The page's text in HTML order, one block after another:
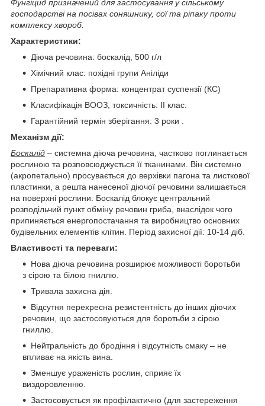
Фунгіцид призначений для застосування у сільському
господарстві на посівах соняшнику, сої та ріпаку проти
комплексу хвороб.
Характеристики:
Діюча речовина: боскалід, 500 г/л
Хімічний клас: похідні групи Аніліди
Препаративна форма: концентрат суспензії (КС)
Класифікація ВООЗ, токсичність: ІІ клас.
Гарантійний термін зберігання: 3 роки .
Механізм дії:
Боскалід – системна діюча речовина, частково поглинається
рослиною та розповсюджується її тканинами. Він системно
(акропетально) просувається до верхівки пагона та листкової
пластинки, а решта нанесеної діючої речовини залишається
на поверхні рослини. Боскалід блокує центральний
розподільчий пункт обміну речовин гриба, внаслідок чого
припиняється енергопостачання та виробництво основних
будівельних елементів клітин. Період захисної дії: 10-14 діб.
Властивості та переваги:
Нова діюча речовина розширює можливості боротьби
з сірою та білою гниллю.
Тривала захисна дія.
Відсутня перехресна резистентність до інших діючих
речовин, що застосовуються для боротьби з сірою
гниллю.
Нейтральність до бродіння і відсутність смаку – не
впливає на якість вина.
Зменшує ураженість рослин, сприяє їх
виздоровленню.
Застосовується як профілактично (для застереження